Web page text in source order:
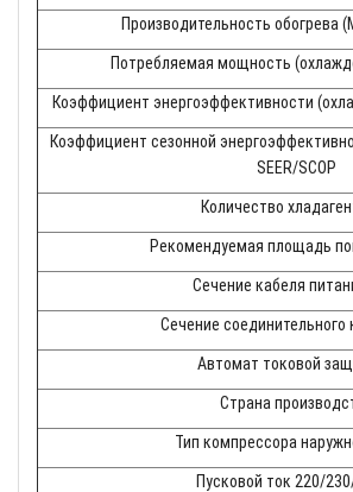
Производительность обогрева
Потребляемая мощность
Коэффициент энергоэффективности
Коэффициент сезонной
SEER/SCOP
Количество
Рекомендуемая площадь
Сечение кабеля
Сечение соединительного
Автомат токовой
Страна
Тип компрессора
Пусковой ток 220/